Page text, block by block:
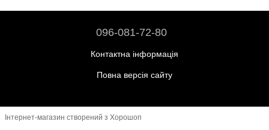
096-081-72-80
Контактна інформація
Повна версія сайту
Інтернет-магазин створений з Хорошоп